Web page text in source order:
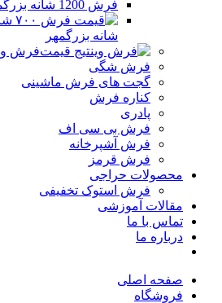
فرش 1200 شانه بزرگمهر
شانه بزرگمهر
فرش
فرش شگی
گجت های فرش ماشینی
کناره فرش
پادری
فرش بی سی اف
فرش آشپرخانه
فرش قرمز
محصولات حراجی
فرش استوک تخفیفی
مقالات آموزشی
تماس با ما
درباره ما
صفحه اصلی
فروشگاه